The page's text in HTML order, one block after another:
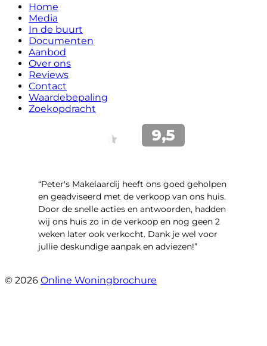
Home
Media
In de buurt
Documenten
Aanbod
Over ons
Reviews
Contact
Waardebepaling
Zoekopdracht
“Peter's Makelaardij heeft ons goed geholpen
en geadviseerd met de verkoop van ons huis.
Door de snelle acties en antwoorden, hadden
wij ons huis zo in de verkoop en nog geen 2
weken later ook verkocht. Dank je wel voor
jullie deskundige aanpak en adviezen!”
© 2026 Online Woningbrochure